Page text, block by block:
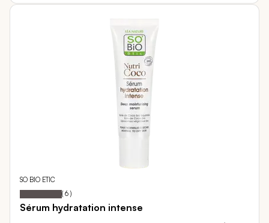
SO BIO ETIC
Notation: 100
% of
( 6 )
Sérum hydratation intense